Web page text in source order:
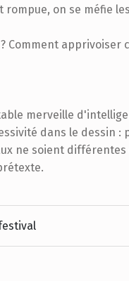
rompue, on se méfie
Comment apprivoiser
merveille
dans le dessin :
ne soient différentes